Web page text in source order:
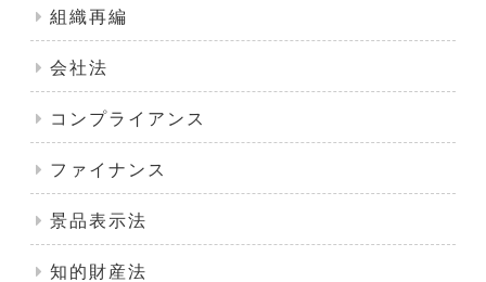
組織再編
会社法
コンプライアンス
ファイナンス
景品表示法
知的財産法